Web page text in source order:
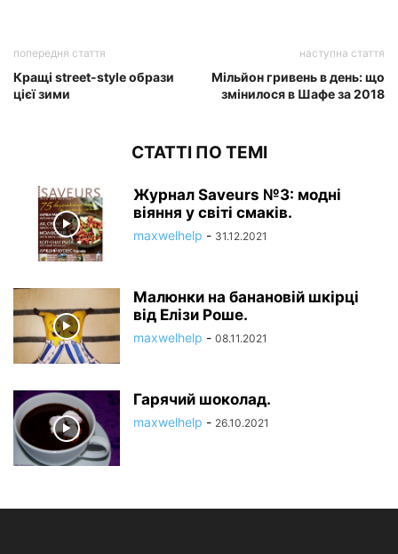
попередня стаття
Кращі street-style образи
цієї зими
наступна стаття
Мільйон гривень в день: що
змінилося в Шафе за 2018
СТАТТІ ПО ТЕМІ
Журнал Saveurs №3: модні
віяння у світі смаків.
maxwelhelp - 31.12.2021
Малюнки на банановій шкірці
від Елізи Роше.
maxwelhelp - 08.11.2021
Гарячий шоколад.
maxwelhelp - 26.10.2021